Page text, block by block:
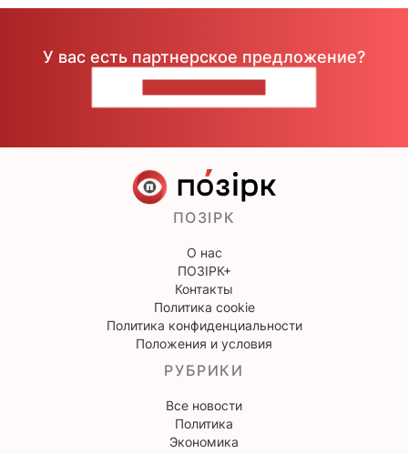
У вас есть партнерское предложение?
ПОЗІРК
О нас
ПОЗІРК+
Контакты
Политика cookie
Политика конфиденциальности
Положения и условия
РУБРИКИ
Все новости
Политика
Экономика